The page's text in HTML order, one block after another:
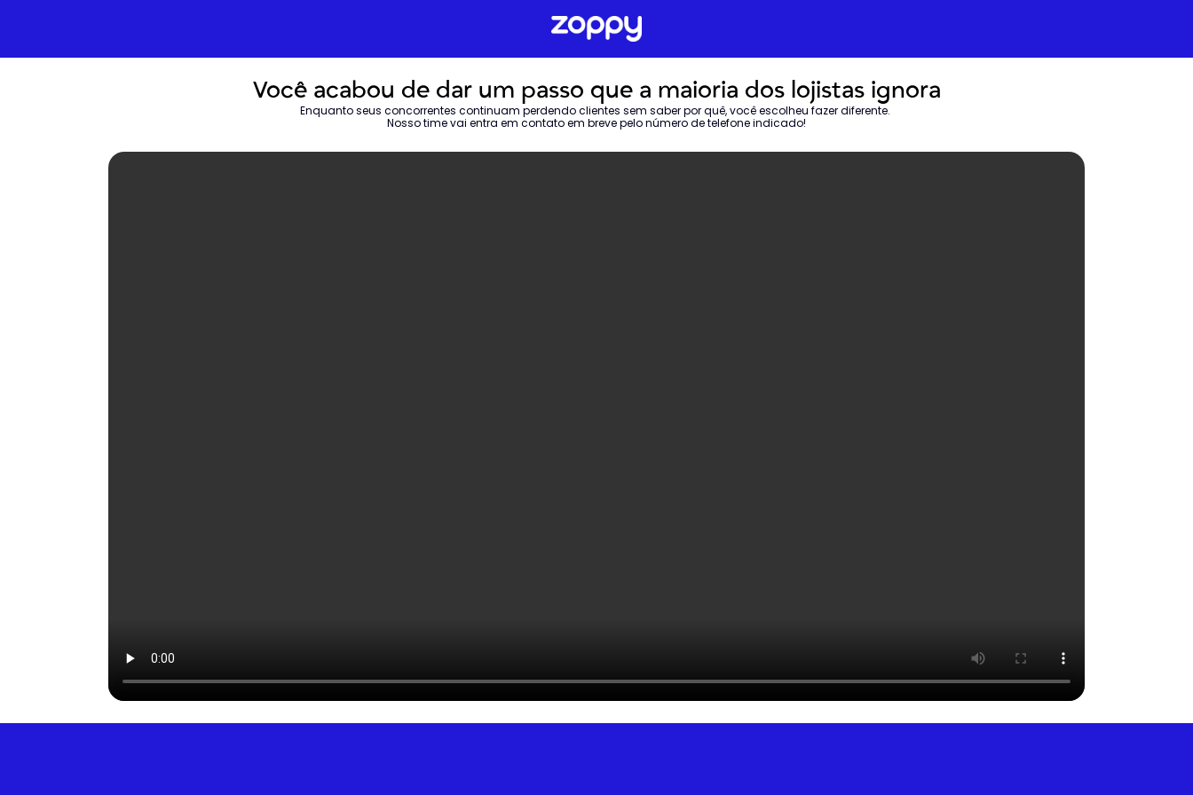
Você acabou de dar um passo que a maioria dos lojistas ignora
Enquanto seus concorrentes continuam perdendo clientes sem saber por quê, você escolheu fazer diferente.
Nosso time vai entra em contato em breve pelo número de telefone indicado!